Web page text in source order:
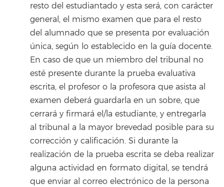
resto del estudiantado y esta será, con carácter
general, el mismo examen que para el resto
del alumnado que se presenta por evaluación
única, según lo establecido en la guía docente.
En caso de que un miembro del tribunal no
esté presente durante la prueba evaluativa
escrita, el profesor o la profesora que asista al
examen deberá guardarla en un sobre, que
cerrará y firmará el/la estudiante, y entregarla
al tribunal a la mayor brevedad posible para su
corrección y calificación. Si durante la
realización de la prueba escrita se deba realizar
alguna actividad en formato digital, se tendrá
que enviar al correo electrónico de la persona